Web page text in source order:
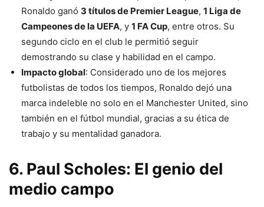
Ronaldo ganó 3 títulos de Premier League, 1 Liga de
Campeones de la UEFA, y 1 FA Cup, entre otros. Su
segundo ciclo en el club le permitió seguir
demostrando su clase y habilidad en el campo.
Impacto global: Considerado uno de los mejores
futbolistas de todos los tiempos, Ronaldo dejó una
marca indeleble no solo en el Manchester United, sino
también en el fútbol mundial, gracias a su ética de
trabajo y su mentalidad ganadora.
6. Paul Scholes: El genio del
medio campo